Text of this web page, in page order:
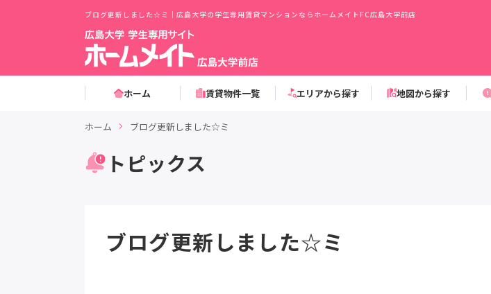
ブログ更新しました☆ミ｜広島大学の学生専用賃貸マンションならホームメイトFC広島大学前店
ホーム 賃貸物件一覧 エリアから探す 地図から探す
ホーム ブログ更新しました☆ミ
トピックス
ブログ更新しました☆ミ